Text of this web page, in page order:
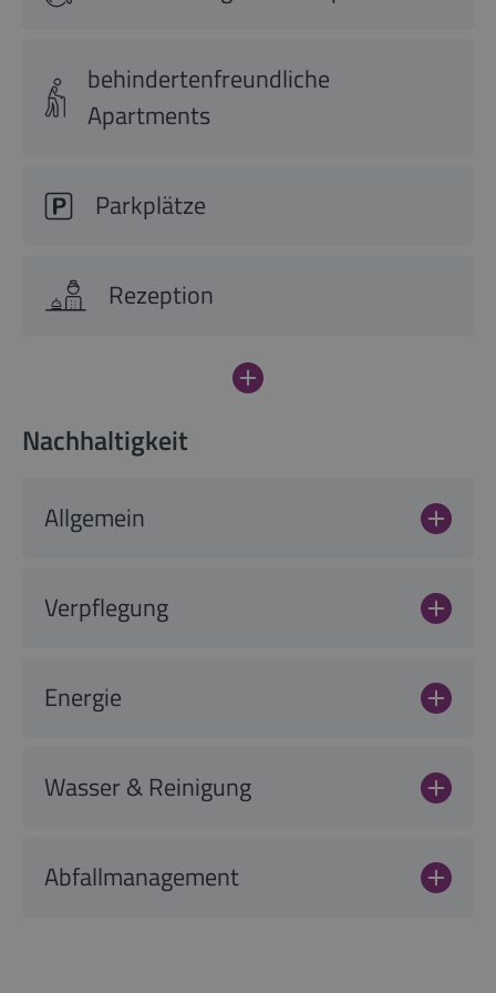
behindertenfreundliche
Apartments
Parkplätze
Rezeption
Nachhaltigkeit
Allgemein
Verpflegung
Energie
Wasser & Reinigung
Abfallmanagement